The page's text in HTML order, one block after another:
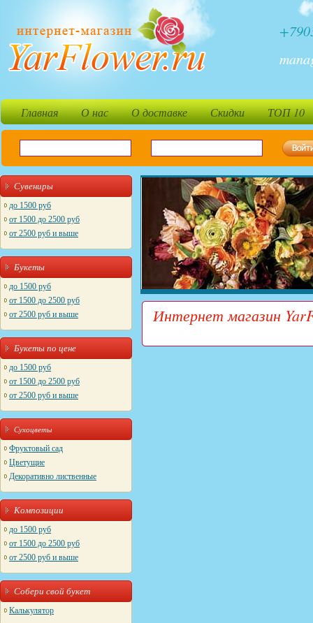
Главная О нас О доставке Скидки ТОП 10
Сувениры
до 1500 руб
от 1500 до 2500 руб
от 2500 руб и выше
Букеты
до 1500 руб
от 1500 до 2500 руб
от 2500 руб и выше
Букеты по цене
до 1500 руб
от 1500 до 2500 руб
от 2500 руб и выше
Сухоцветы
Фруктовый сад
Цветущие
Декоративно лиственные
Композиции
до 1500 руб
от 1500 до 2500 руб
от 2500 руб и выше
Собери свой букет
Калькулятор
Интернет магазин